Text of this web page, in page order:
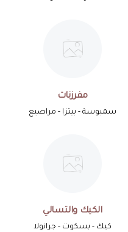
مفرزنات
سمبوسة - بيتزا - مراصيع
الكيك والتسالي
كيك - بسكوت - جرانولا